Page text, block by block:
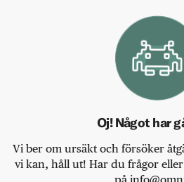
Oj! Något har
Vi ber om ursäkt och försöker
vi kan, håll ut! Har du frågor